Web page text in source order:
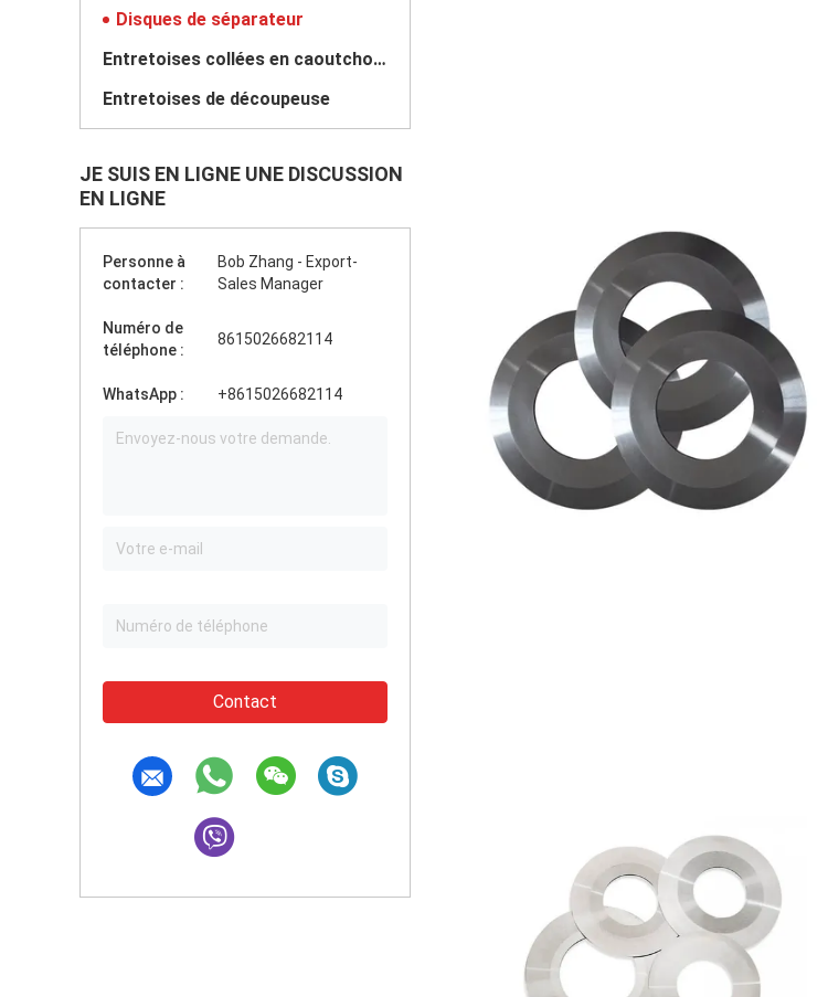
Disques de séparateur
Entretoises collées en caoutchouc
Entretoises de découpeuse
JE SUIS EN LIGNE UNE DISCUSSION
EN LIGNE
Personne à
contacter :
Bob Zhang - Export-
Sales Manager
Numéro de
téléphone :
8615026682114
WhatsApp : +8615026682114
Contact